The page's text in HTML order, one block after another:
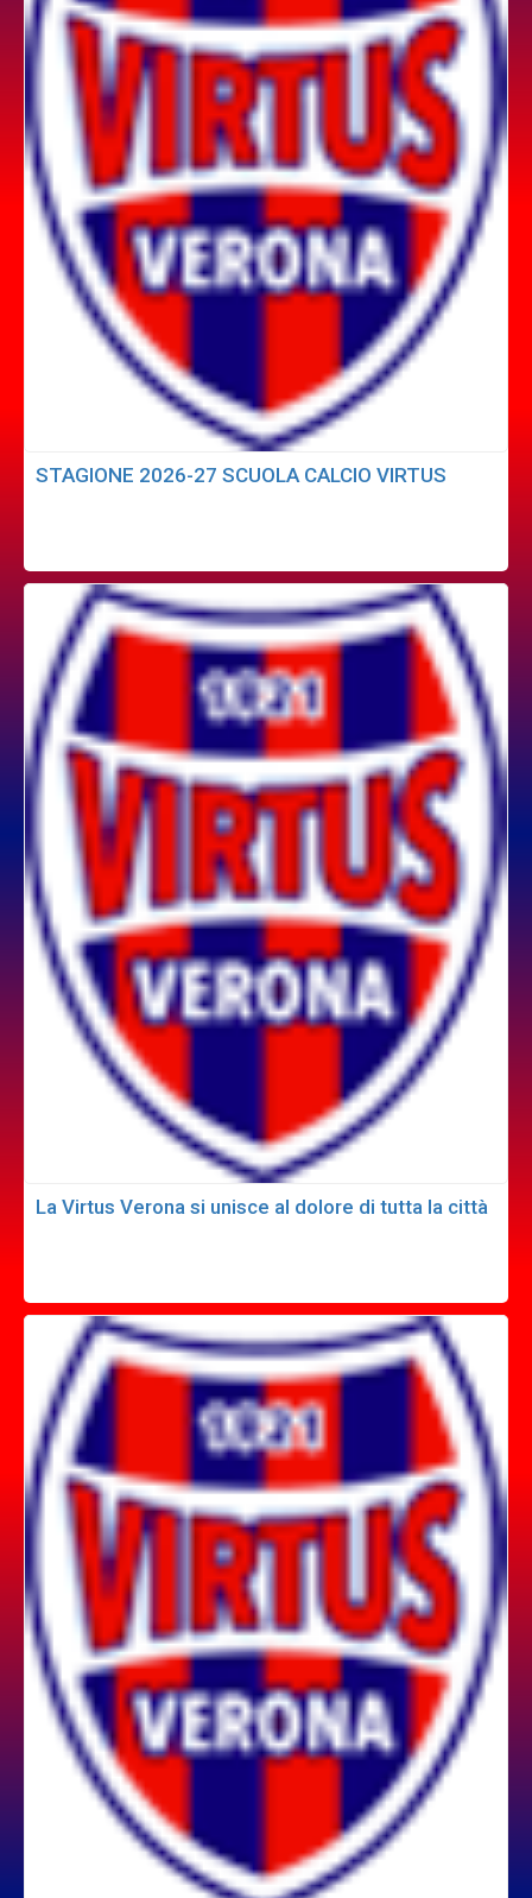
STAGIONE 2026-27 SCUOLA CALCIO VIRTUS
La Virtus Verona si unisce al dolore di tutta la città